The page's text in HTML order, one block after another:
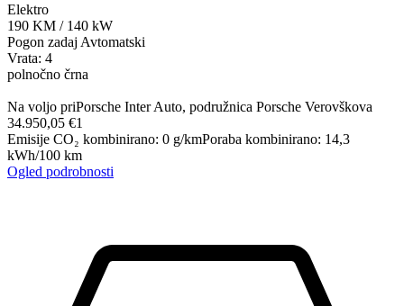
Elektro
190 KM / 140 kW
Pogon zadaj Avtomatski
Vrata: 4
polnočno črna
Na voljo priPorsche Inter Auto, podružnica Porsche Verovškova
34.950,05 €1
Emisije CO₂ kombinirano: 0 g/kmPoraba kombinirano: 14,3
kWh/100 km
Ogled podrobnosti